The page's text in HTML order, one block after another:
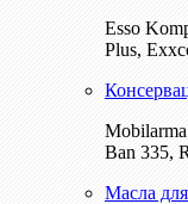
Esso
Plus,
Ban 335,
Масла